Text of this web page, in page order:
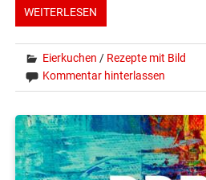
WEITERLESEN
Eierkuchen / Rezepte mit Bild
Kommentar hinterlassen